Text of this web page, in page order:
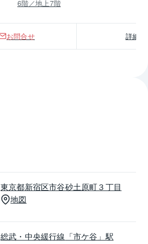
6階／地上7階
お問合せ 詳細
東京都新宿区市谷砂土原町３丁目
地図
総武・中央緩行線 「市ケ谷」駅